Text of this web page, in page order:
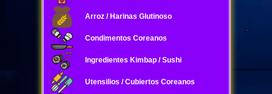
Arroz / Harinas Glutinoso
Condimentos Coreanos
Ingredientes Kimbap / Sushi
Utensilios / Cubiertos Coreanos